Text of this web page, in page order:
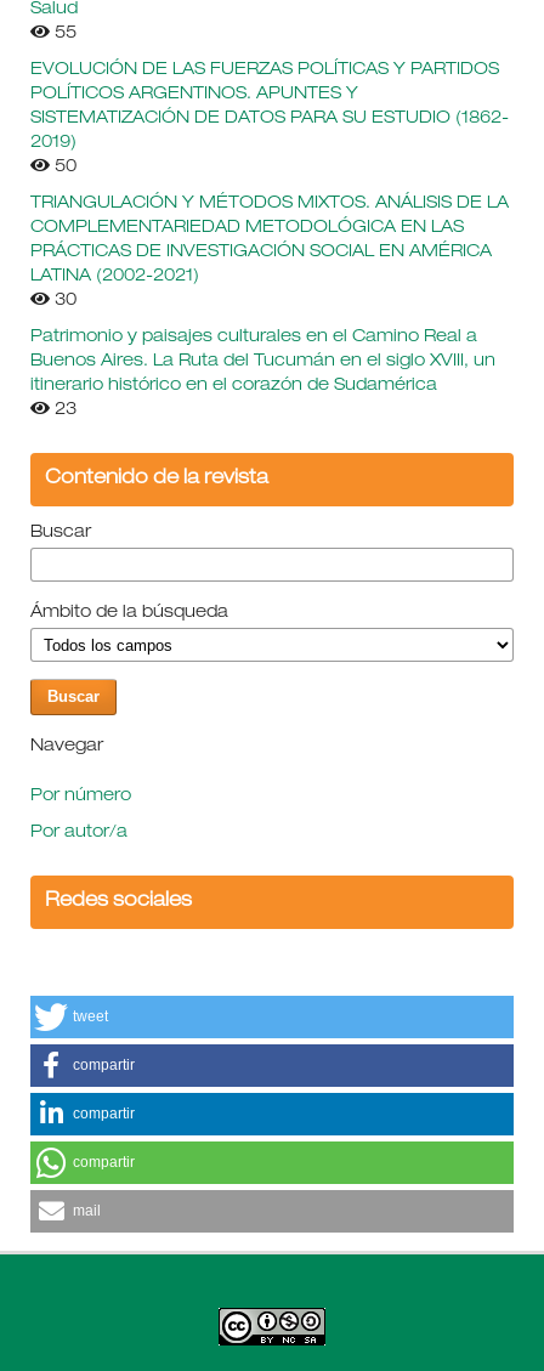
Salud
55
EVOLUCIÓN DE LAS FUERZAS POLÍTICAS Y PARTIDOS
POLÍTICOS ARGENTINOS. APUNTES Y
SISTEMATIZACIÓN DE DATOS PARA SU ESTUDIO (1862-
2019)
50
TRIANGULACIÓN Y MÉTODOS MIXTOS. ANÁLISIS DE LA
COMPLEMENTARIEDAD METODOLÓGICA EN LAS
PRÁCTICAS DE INVESTIGACIÓN SOCIAL EN AMÉRICA
LATINA (2002-2021)
30
Patrimonio y paisajes culturales en el Camino Real a
Buenos Aires. La Ruta del Tucumán en el siglo XVIII, un
itinerario histórico en el corazón de Sudamérica
23
Contenido de la revista
Buscar
Ámbito de la búsqueda
Navegar
Por número
Por autor/a
Redes sociales
tweet
compartir
compartir
compartir
mail